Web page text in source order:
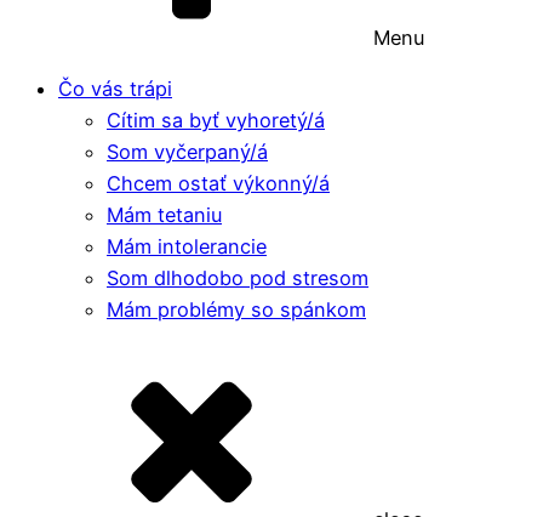
Menu
Čo vás trápi
Cítim sa byť vyhoretý/á
Som vyčerpaný/á
Chcem ostať výkonný/á
Mám tetaniu
Mám intolerancie
Som dlhodobo pod stresom
Mám problémy so spánkom